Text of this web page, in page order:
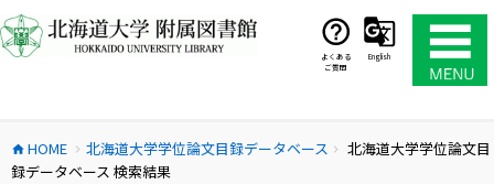
ン
テ
ス
キ
よくある
ご質問
English
home HOME chevron_right 北海道大学学位論文目録データベース chevron_right
北海道大学学位論文目
録データベース 検索結果